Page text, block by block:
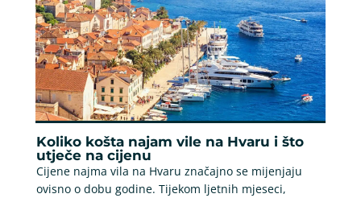
Koliko košta najam vile na Hvaru i što
utječe na cijenu
Cijene najma vila na Hvaru značajno se mijenjaju
ovisno o dobu godine. Tijekom ljetnih mjeseci,